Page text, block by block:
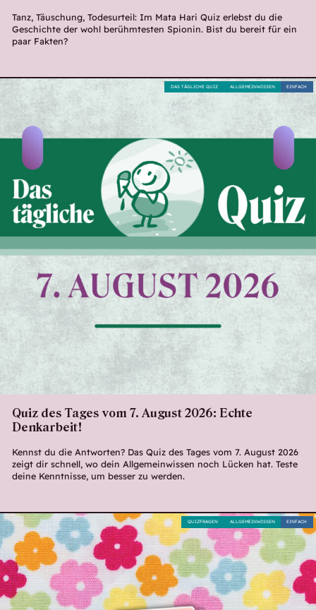
Tanz, Täuschung, Todesurteil: Im Mata Hari Quiz erlebst du die
Geschichte der wohl berühmtesten Spionin. Bist du bereit für ein
paar Fakten?
Quiz des Tages vom 7. August 2026: Echte
Denkarbeit!
Kennst du die Antworten? Das Quiz des Tages vom 7. August 2026
zeigt dir schnell, wo dein Allgemeinwissen noch Lücken hat. Teste
deine Kenntnisse, um besser zu werden.
EINFACH
ALLGEMEINWISSEN
DAS TÄGLICHE QUIZ
EINFACH
ALLGEMEINWISSEN
QUIZFRAGEN